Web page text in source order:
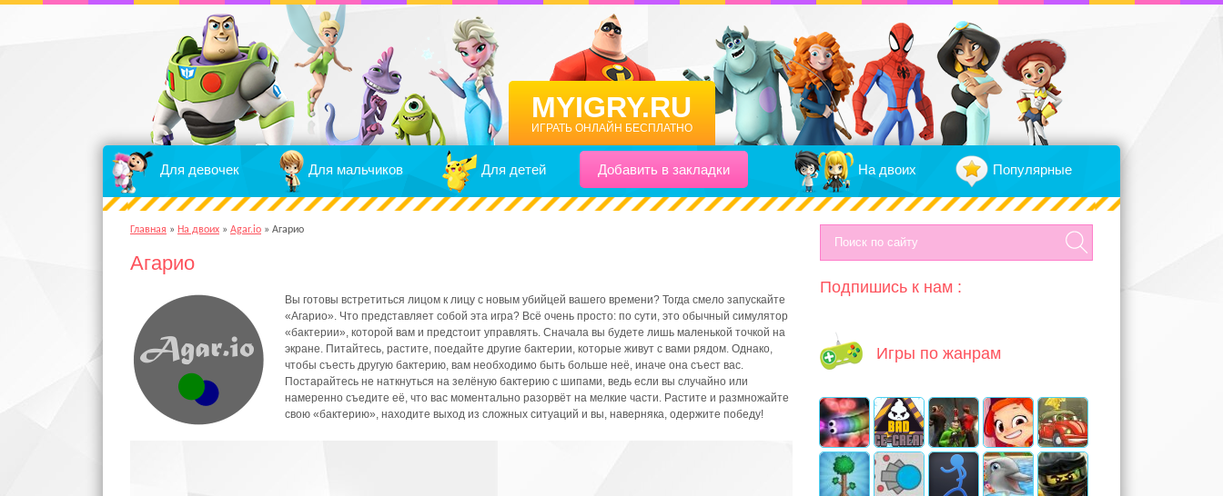
MYIGRY.RU
ИГРАТЬ ОНЛАЙН БЕСПЛАТНО
Для девочек Для мальчиков Для детей Добавить в закладки На двоих Популярные
Главная » На двоих » Agar.io » Агарио
Агарио
Вы готовы встретиться лицом к лицу с новым убийцей вашего времени? Тогда смело запускайте
«Агарио». Что представляет собой эта игра? Всё очень просто: по сути, это обычный симулятор
«бактерии», которой вам и предстоит управлять. Сначала вы будете лишь маленькой точкой на
экране. Питайтесь, растите, поедайте другие бактерии, которые живут с вами рядом. Однако,
чтобы съесть другую бактерию, вам необходимо быть больше неё, иначе она съест вас.
Постарайтесь не наткнуться на зелёную бактерию с шипами, ведь если вы случайно или
намеренно съедите её, что вас моментально разорвёт на мелкие части. Растите и размножайте
свою «бактерию», находите выход из сложных ситуаций и вы, наверняка, одержите победу!
Подпишись к нам :
Игры по жанрам